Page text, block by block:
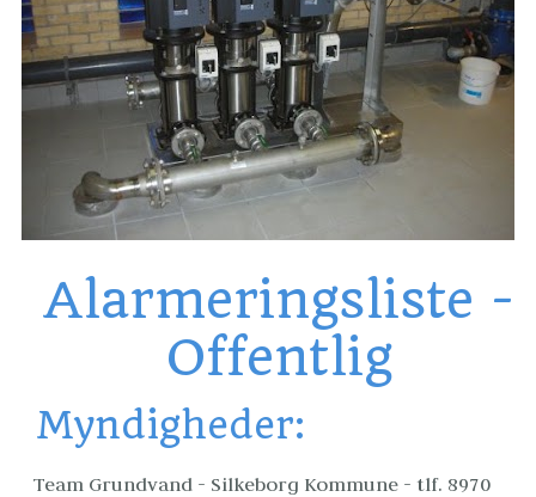
Alarmeringsliste -
Offentlig
Myndigheder:
Team Grundvand - Silkeborg Kommune - tlf. 8970